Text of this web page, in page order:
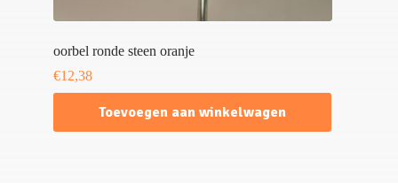
oorbel ronde steen oranje
€12,38
Toevoegen aan winkelwagen